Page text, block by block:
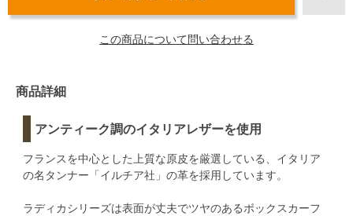
この商品について問い合わせる
商品詳細
アンティーク調のイタリアレザーを使用
フランスを中心とした上質な原皮を厳選している、イタリア
の名タンナー「イルチア社」の革を採用しています。
ラディカシリーズは表面が丈夫でツヤのあるボックスカーフ